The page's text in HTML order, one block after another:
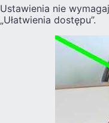
Ustawienia nie
„Ułatwienia dostępu”.